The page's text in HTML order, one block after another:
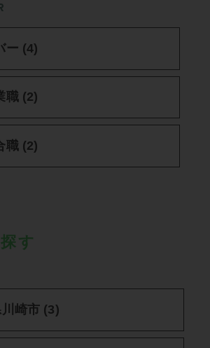
ー (4)
職 (2)
職 (2)
す
崎市 (3)